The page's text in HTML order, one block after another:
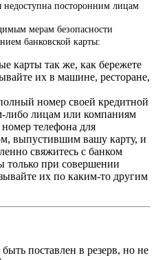
посторонним лицам
мерам безопасности
банковской карты:
карты так же, как бережете
их в машине, ресторане,
номер своей кредитной
либо лицам или компаниям
телефона для
выпустившим вашу карту, и
свяжитесь с банком
только при совершении
их по каким-то другим
поставлен в резерв, но не